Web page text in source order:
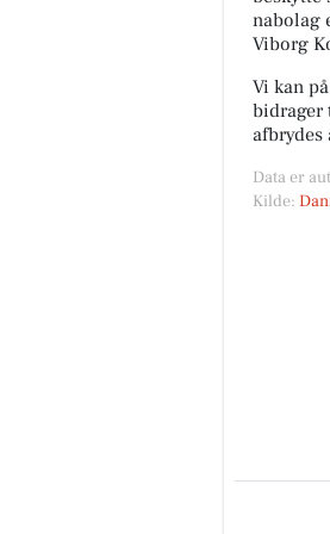
nabolag
Viborg
Vi kan
bidrager
afbrydes
Data er
Kilde: